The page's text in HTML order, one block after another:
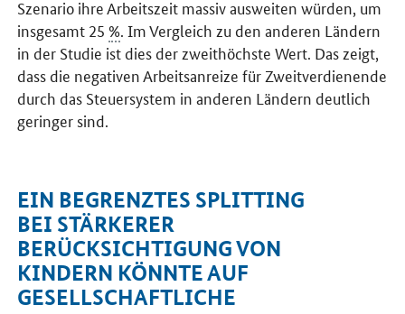
Szenario ihre Arbeitszeit massiv ausweiten würden, um
insgesamt 25 %. Im Vergleich zu den anderen Ländern
in der Studie ist dies der zweithöchste Wert. Das zeigt,
dass die negativen Arbeitsanreize für Zweitverdienende
durch das Steuersystem in anderen Ländern deutlich
geringer sind.
EIN BEGRENZTES SPLITTING
BEI STÄRKERER
BERÜCKSICHTIGUNG VON
KINDERN KÖNNTE AUF
GESELLSCHAFTLICHE